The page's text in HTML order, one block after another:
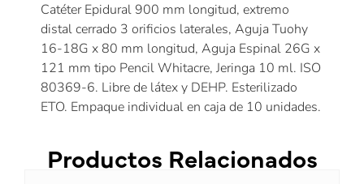
Catéter Epidural 900 mm longitud, extremo
distal cerrado 3 orificios laterales, Aguja Tuohy
16-18G x 80 mm longitud, Aguja Espinal 26G x
121 mm tipo Pencil Whitacre, Jeringa 10 ml. ISO
80369-6. Libre de látex y DEHP. Esterilizado
ETO. Empaque individual en caja de 10 unidades.
Productos Relacionados